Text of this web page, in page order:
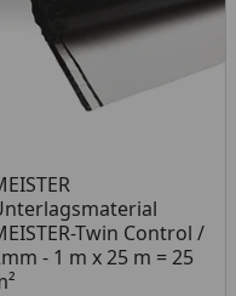
Twin Control /
- 1 m x 25 m = 25
am Lager